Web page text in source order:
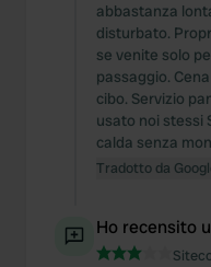
abbastanza
disturbato.
se venite solo
passaggio.
cibo. Servizio
usato noi stessi
calda senza
Tradotto da
Ho recensito